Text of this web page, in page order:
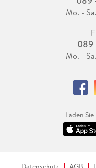
Mo. -
089
Mo. -
Laden
Datenschutz AGB